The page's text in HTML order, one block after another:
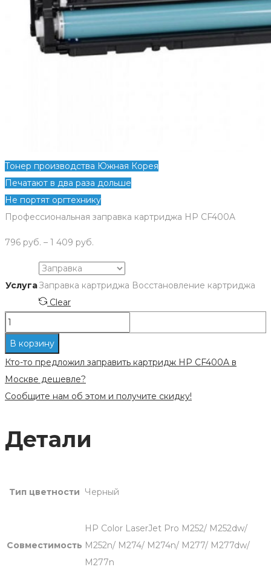
Тонер производства Южная Корея
Печатают в два раза дольше
Не портят оргтехнику
Профессиональная заправка картриджа HP СF400A
796 руб. – 1 409 руб.
УслугаЗаправка картриджа Восстановление картриджа
Clear
Количество
Заправка
картриджа
В корзину
Кто-то предложил заправить картридж HP CF400A в
Москве дешевле?
Сообщите нам об этом и получите скидку!
Детали
Тип цветности Черный
Совместимость
HP Color LaserJet Pro M252/ M252dw/
M252n/ M274/ M274n/ M277/ M277dw/
M277n